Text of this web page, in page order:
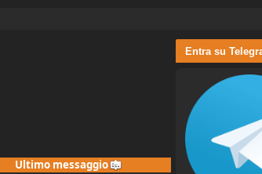
Entra su
Ultimo messaggio